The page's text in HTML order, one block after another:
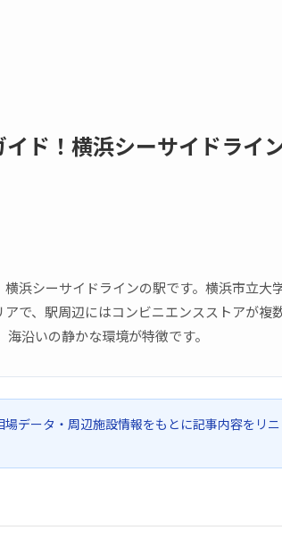
ド！横浜シーサイドライ
浜シーサイドラインの駅です。横浜市立大
で、駅周辺にはコンビニエンスストアが複
沿いの静かな環境が特徴です。
データ・周辺施設情報をもとに記事内容をリ